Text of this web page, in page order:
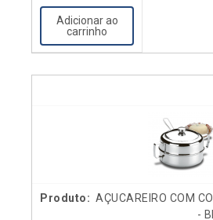
Adicionar ao
carrinho
AÇUCAREIRO COM
-